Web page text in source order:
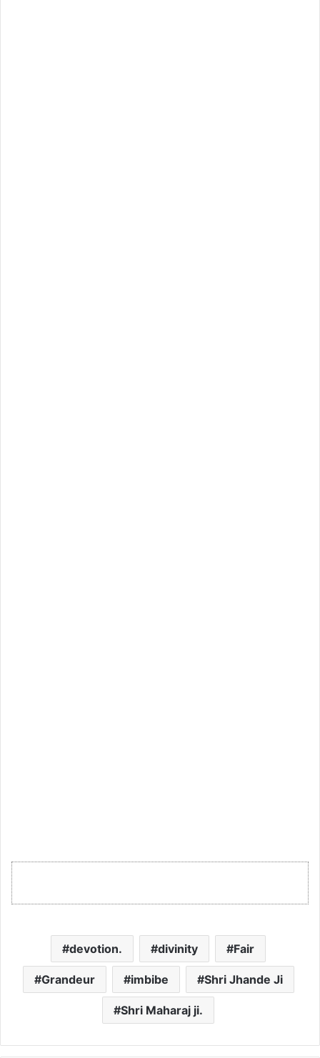
devotion. divinity Fair
Grandeur imbibe Shri Jhande Ji
Shri Maharaj ji.